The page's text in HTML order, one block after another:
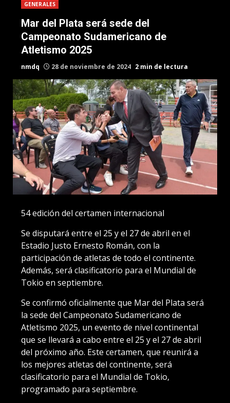
GENERALES
Mar del Plata será sede del
Campeonato Sudamericano de
Atletismo 2025
nmdq 28 de noviembre de 2024 2 min de lectura
54 edición del certamen internacional
Se disputará entre el 25 y el 27 de abril en el
Estadio Justo Ernesto Román, con la
participación de atletas de todo el continente.
Además, será clasificatorio para el Mundial de
Tokio en septiembre.
Se confirmó oficialmente que Mar del Plata será
la sede del Campeonato Sudamericano de
Atletismo 2025, un evento de nivel continental
que se llevará a cabo entre el 25 y el 27 de abril
del próximo año. Este certamen, que reunirá a
los mejores atletas del continente, será
clasificatorio para el Mundial de Tokio,
programado para septiembre.